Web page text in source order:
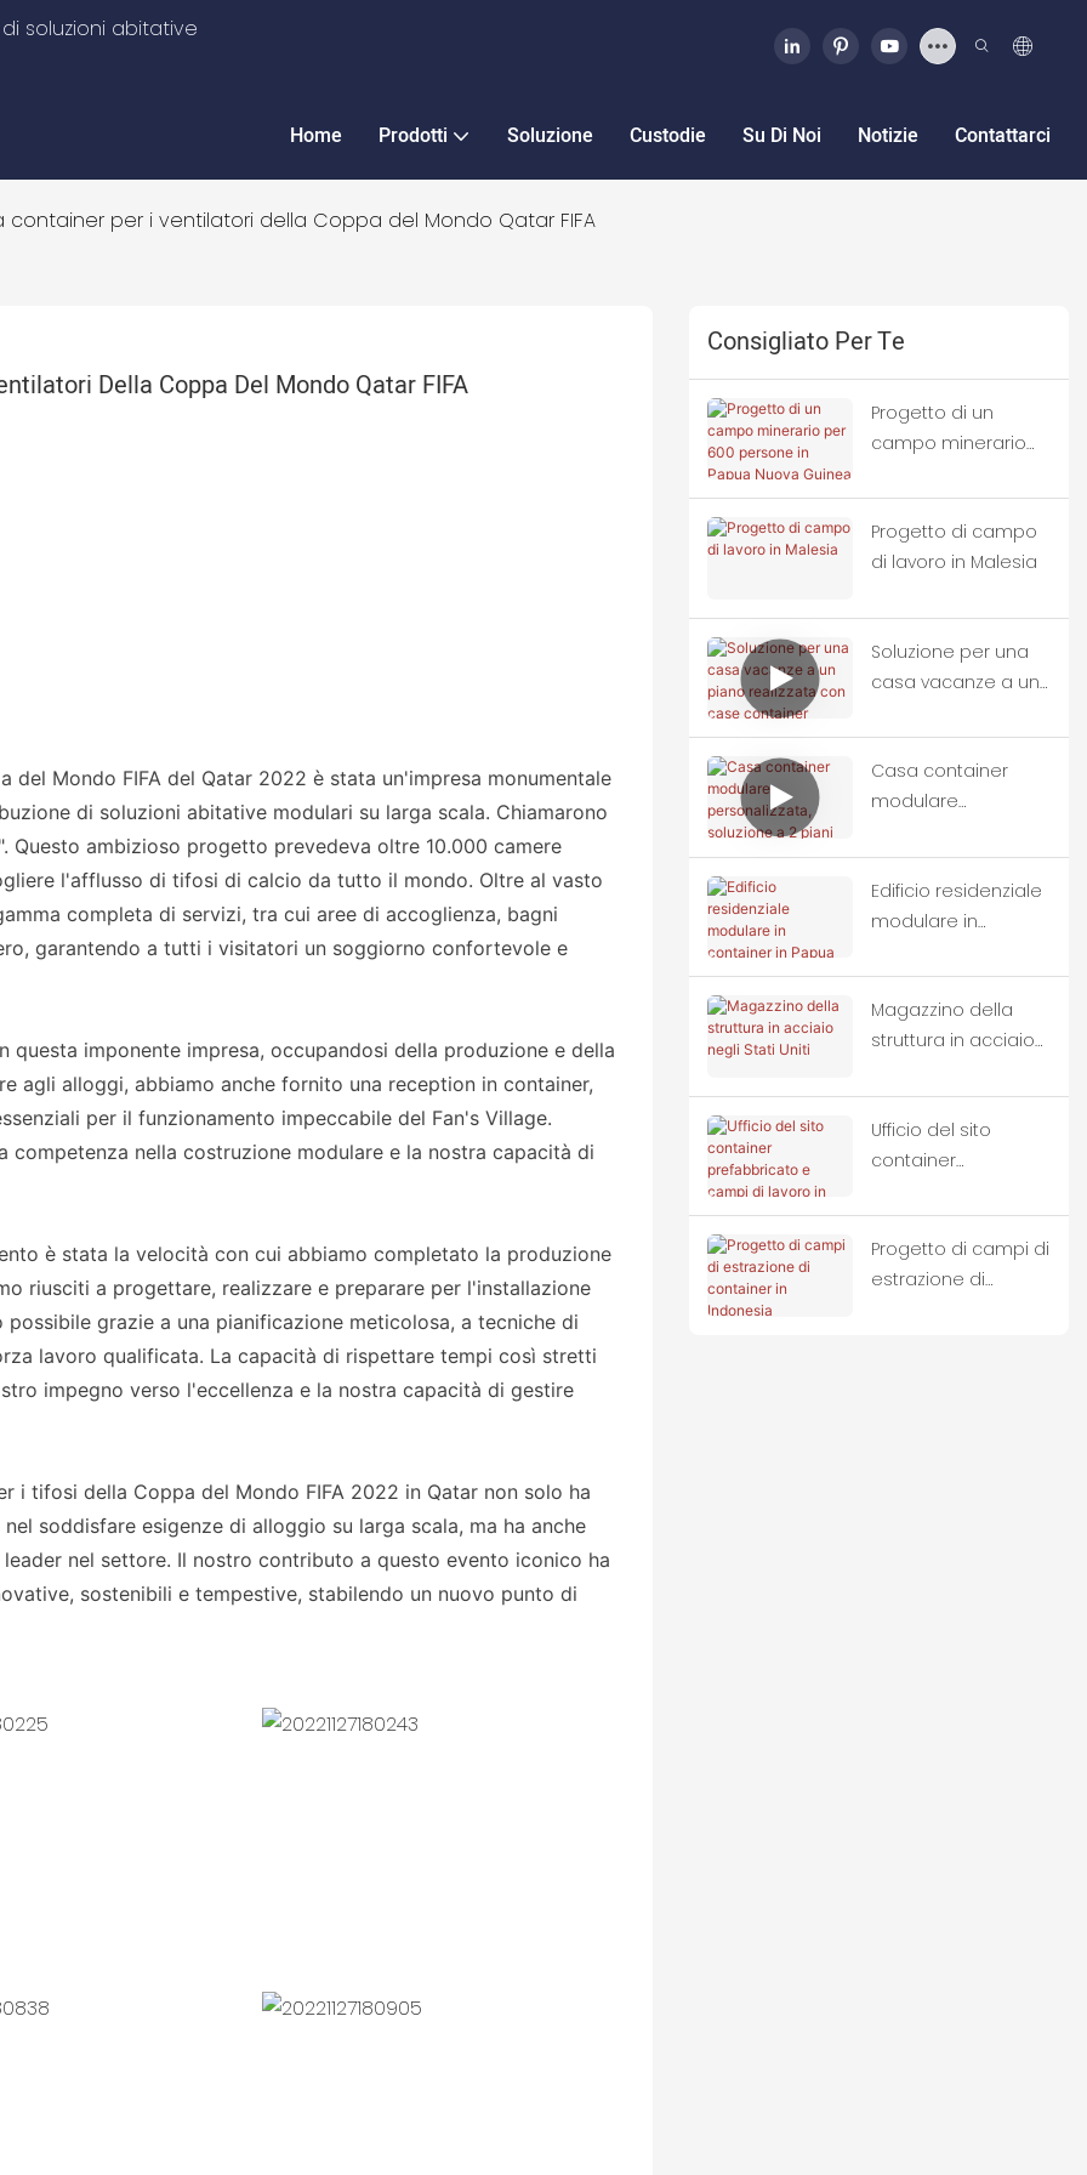
soluzioni abitative
Home Prodotti Soluzione Custodie Su Di Noi Notizie Contattarci
per i ventilatori della Coppa del Mondo Qatar FIFA
Della Coppa Del Mondo Qatar FIFA
Mondo FIFA del Qatar 2022 è stata un'impresa monumentale
di soluzioni abitative modulari su larga scala. Chiamarono
Questo ambizioso progetto prevedeva oltre 10.000 camere
l'afflusso di tifosi di calcio da tutto il mondo. Oltre al vasto
completa di servizi, tra cui aree di accoglienza, bagni
garantendo a tutti i visitatori un soggiorno confortevole e
imponente impresa, occupandosi della produzione e della
agli alloggi, abbiamo anche fornito una reception in container,
per il funzionamento impeccabile del Fan's Village.
nella costruzione modulare e la nostra capacità di
è stata la velocità con cui abbiamo completato la produzione
riusciti a progettare, realizzare e preparare per l'installazione
grazie a una pianificazione meticolosa, a tecniche di
lavoro qualificata. La capacità di rispettare tempi così stretti
impegno verso l'eccellenza e la nostra capacità di gestire
i tifosi della Coppa del Mondo FIFA 2022 in Qatar non solo ha
soddisfare esigenze di alloggio su larga scala, ma ha anche
nel settore. Il nostro contributo a questo evento iconico ha
sostenibili e tempestive, stabilendo un nuovo punto di
Consigliato Per Te
Progetto di un
campo minerario
Papua Nuova
Guinea
Progetto di campo
di lavoro in Malesia
Soluzione per una
casa vacanze a un
case container
modulari
Casa container
modulare
soluzione a 2 piani
Edificio residenziale
modulare in
Nuova Guinea
Magazzino della
struttura in acciaio
Ufficio del sito
container
campi di lavoro in
Indonesia
Progetto di campi di
estrazione di